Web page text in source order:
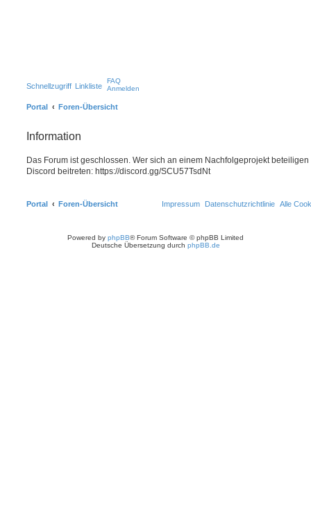
Schnellzugriff Linkliste
FAQ
Anmelden
Portal Foren-Übersicht
Information
Das Forum ist geschlossen. Wer sich an einem Nachfolgeprojekt
Discord beitreten: https://discord.gg/SCU57TsdNt
Portal Foren-Übersicht Alle
Datenschutzrichtlinie
Impressum
Powered by phpBB® Forum Software © phpBB Limited
Deutsche Übersetzung durch phpBB.de